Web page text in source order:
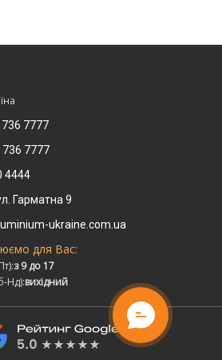
7777
7777
4444
Гарматна 9
ukraine.com.ua
для Вас:
з 9 до 17
Нд):вихідний